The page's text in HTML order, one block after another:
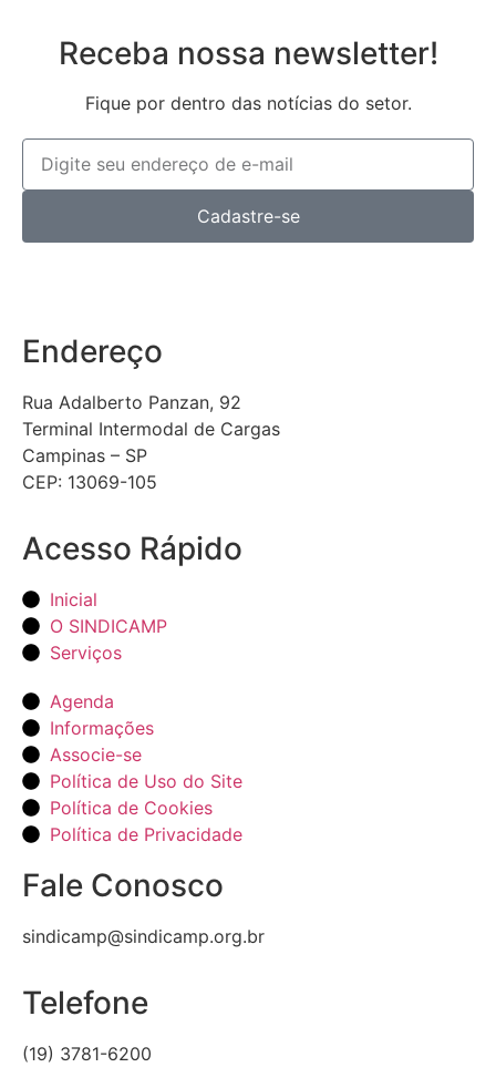
Receba nossa newsletter!
Fique por dentro das notícias do setor.
Cadastre-se
Endereço
Rua Adalberto Panzan, 92
Terminal Intermodal de Cargas
Campinas – SP
CEP: 13069-105
Acesso Rápido
Inicial
O SINDICAMP
Serviços
Agenda
Informações
Associe-se
Política de Uso do Site
Política de Cookies
Política de Privacidade
Fale Conosco
sindicamp@sindicamp.org.br
Telefone
(19) 3781-6200